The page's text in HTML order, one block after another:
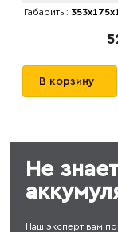
Габариты:
В корзину
Не
Наш эксперт вам